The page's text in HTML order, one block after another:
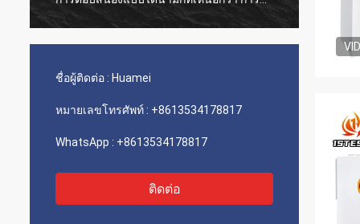
ติดตั้งเป็นไปอย่างราบรื่น และความแม่นยำได้
ประสิทธิภาพสูง!
ขนส่ง
ประก
ชื่อผู้ติดต่อ : Huamei
หมายเลขโทรศัพท์ : +8613534178817
WhatsApp : +8613534178817
ติดต่อ